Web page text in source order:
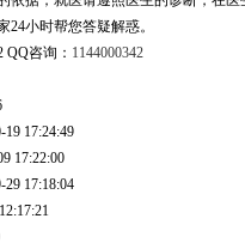
24小时帮您答疑解惑。
咨询： 1144000342
19 17:24:49
17:22:00
29 17:18:04